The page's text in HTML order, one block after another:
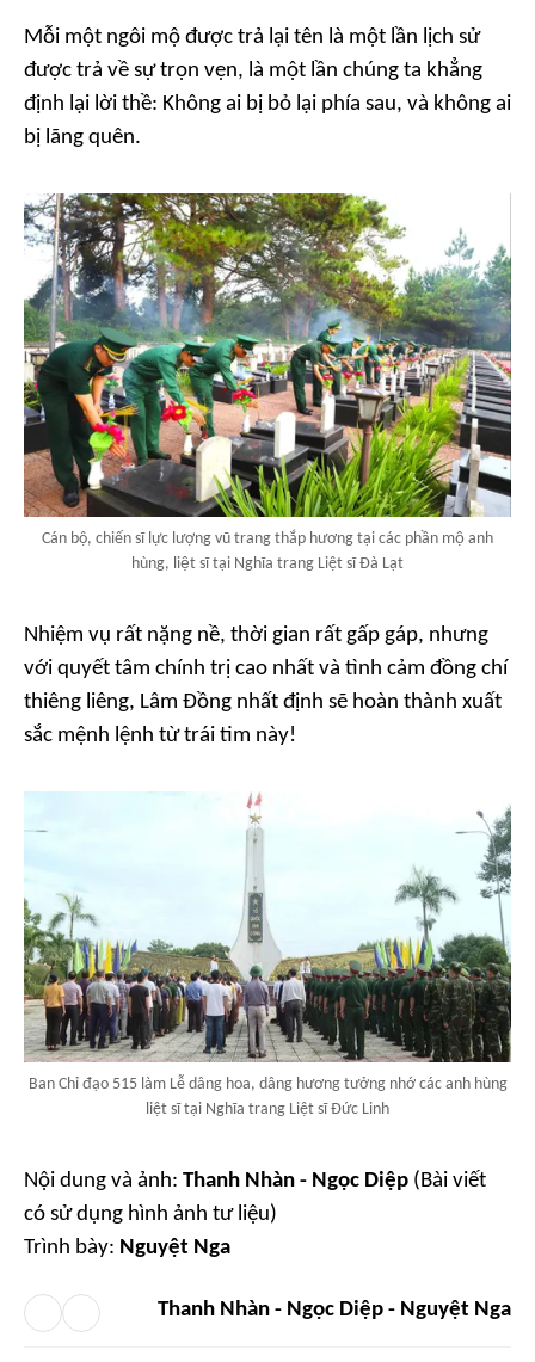
Mỗi một ngôi mộ được trả lại tên là một lần lịch sử
được trả về sự trọn vẹn, là một lần chúng ta khẳng
định lại lời thề: Không ai bị bỏ lại phía sau, và không ai
bị lãng quên.
Cán bộ, chiến sĩ lực lượng vũ trang thắp hương tại các phần mộ anh
hùng, liệt sĩ tại Nghĩa trang Liệt sĩ Đà Lạt
Nhiệm vụ rất nặng nề, thời gian rất gấp gáp, nhưng
với quyết tâm chính trị cao nhất và tình cảm đồng chí
thiêng liêng, Lâm Đồng nhất định sẽ hoàn thành xuất
sắc mệnh lệnh từ trái tim này!
Ban Chỉ đạo 515 làm Lễ dâng hoa, dâng hương tưởng nhớ các anh hùng
liệt sĩ tại Nghĩa trang Liệt sĩ Đức Linh
Nội dung và ảnh: Thanh Nhàn - Ngọc Diệp (Bài viết
có sử dụng hình ảnh tư liệu)
Trình bày: Nguyệt Nga
Thanh Nhàn - Ngọc Diệp - Nguyệt Nga